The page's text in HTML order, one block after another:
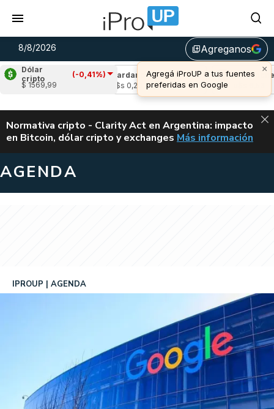
8/8/2026 library_addAgreganos
Dólar
cripto
(-0,41%)
$ 1569,99
Cardano (0,76%)
u$s 0,20
Avalanche
u$s 6,53
ALERTA
Normativa cripto - Clarity Act en Argentina: impacto
en Bitcoin, dólar cripto y exchanges CLARITY ACT EN
Más información
AGENDA
IPROUP AGENDA